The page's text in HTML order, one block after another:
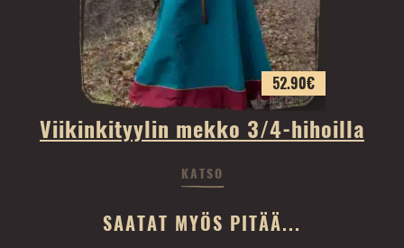
52.90€
Viikinkityylin mekko 3/4-hihoilla
KATSO
SAATAT MYÖS PITÄÄ...